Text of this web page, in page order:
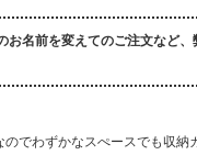
お名前を変えてのご注文など
でわずかなスぺースでも収納